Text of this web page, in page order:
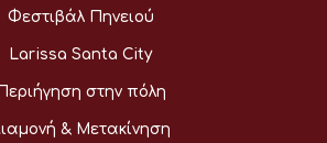
Φεστιβάλ Πηνειού
Larissa Santa City
Περιήγηση στην πόλη
& Μετακίνηση